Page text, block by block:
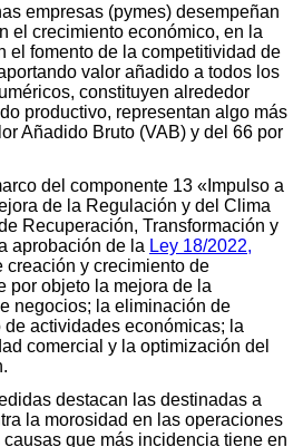
empresas (pymes) desempeñan
el crecimiento económico, en la
el fomento de la competitividad de
valor añadido a todos los
constituyen alrededor
productivo, representan algo más
Añadido Bruto (VAB) y del 66 por
del componente 13 «Impulso a
de la Regulación y del Clima
Recuperación, Transformación y
aprobación de la Ley 18/2022,
creación y crecimiento de
por objeto la mejora de la
negocios; la eliminación de
actividades económicas; la
comercial y la optimización del
destacan las destinadas a
la morosidad en las operaciones
que más incidencia tiene en